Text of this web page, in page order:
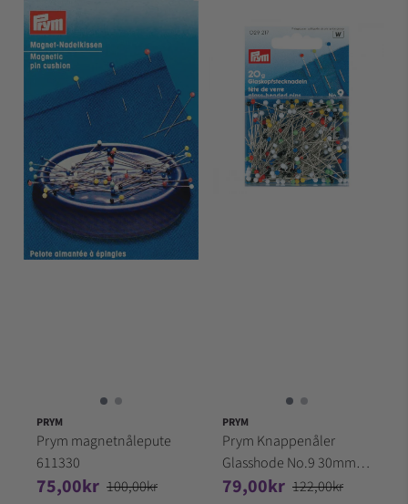
PRYM
Prym magnetnålepute
611330
75,00kr 100,00kr
PRYM
Prym Knappenåler
Glasshode No.9 30mm
20g - Ass. farger 029217
79,00kr 122,00kr